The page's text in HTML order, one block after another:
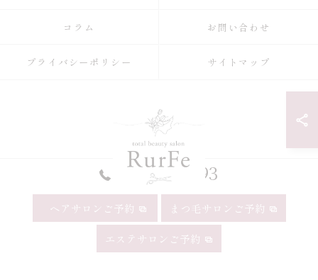
052-990-9993
ヘアサロンご予約 まつ毛サロンご予約
エステサロンご予約
コラム お問い合わせ
プライバシーポリシー サイトマップ
RESERVED.